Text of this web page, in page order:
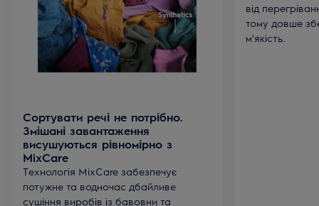
Сортувати речі не потрібно.
Змішані завантаження
висушуються рівномірно з
MixCare
Технологія MixCare забезпечує
потужне та водночас дбайливе
сушіння виробів із бавовни та
від
тому довше
м'якість.